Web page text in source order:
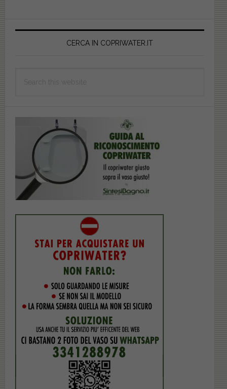
Primary
CERCA IN COPRIWATER.IT